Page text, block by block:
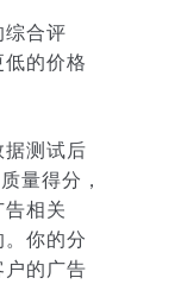
合评
的价格
测试后
量得分，
相关
你的分
的广告